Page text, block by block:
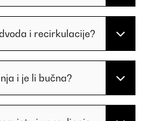
i recirkulacije?
i je li bučna?